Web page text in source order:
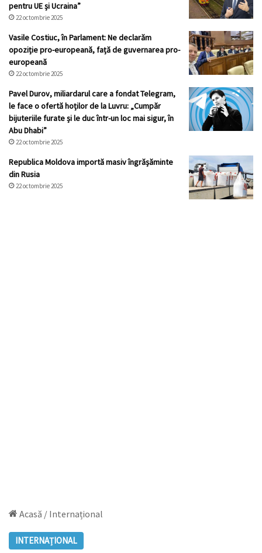
pentru UE și Ucraina”
22 octombrie 2025
Vasile Costiuc, în Parlament: Ne declarăm
opoziție pro-europeană, față de guvernarea pro-
europeană
22 octombrie 2025
Pavel Durov, miliardarul care a fondat Telegram,
le face o ofertă hoților de la Luvru: „Cumpăr
bijuteriile furate și le duc într-un loc mai sigur, în
Abu Dhabi”
22 octombrie 2025
Republica Moldova importă masiv îngrășăminte
din Rusia
22 octombrie 2025